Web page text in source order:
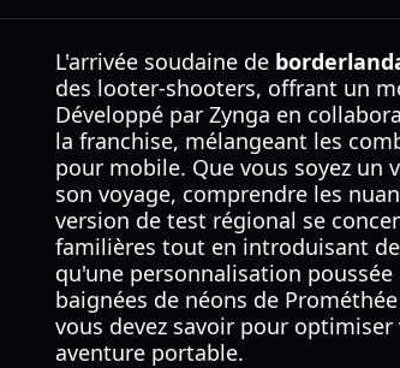
L'arrivée soudaine de
des looter-shooters, offrant un
Développé par Zynga en
la franchise, mélangeant les
pour mobile. Que vous soyez un
son voyage, comprendre les
version de test régional se
familières tout en introduisant
qu'une personnalisation
baignées de néons de
vous devez savoir pour
aventure portable.